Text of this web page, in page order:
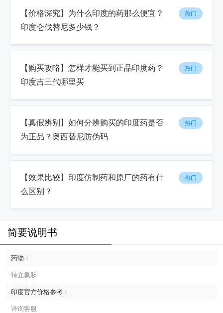
热门
【价格深究】为什么印度的药那么便宜？
印度仑伐替尼多少钱？
热门
【购买攻略】怎样才能买到正品印度药？
印度吉三代哪里买
热门
【真假辨别】如何分辨购买的印度药是否
为正品？奥西替尼防伪码
热门
【效果比较】印度仿制药和原厂的药有什
么区别？
简要说明书
药物：
特立氟胺
印度官方价格参考：
详询客服